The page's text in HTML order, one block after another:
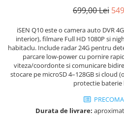
699,00 Lei
iSEN Q10 este o camera auto DVR
interior), filmare Full HD 1080P si
habitaclu. Include radar 24G pentru
parcare low-power cu pornire
viteza/coordonte si comunicare
stocare pe microSD 4–128GB si cloud
protectie baterie
Durata de livrare: